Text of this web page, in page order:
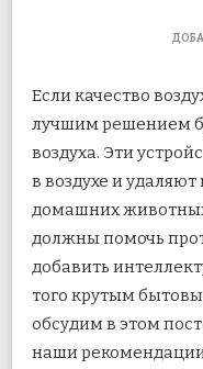
Если качество
лучшим решением
воздуха. Эти
в воздухе и
домашних
должны помочь
добавить
того крутым
обсудим в этом
наши